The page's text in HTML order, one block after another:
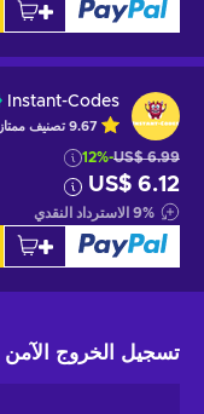
Instant-Codes
9.67 تصنيف ممتاز
US$ 6.99
-12%
US$ 6.12
9% الاسترداد النقدي
تسجيل الخروج الآمن